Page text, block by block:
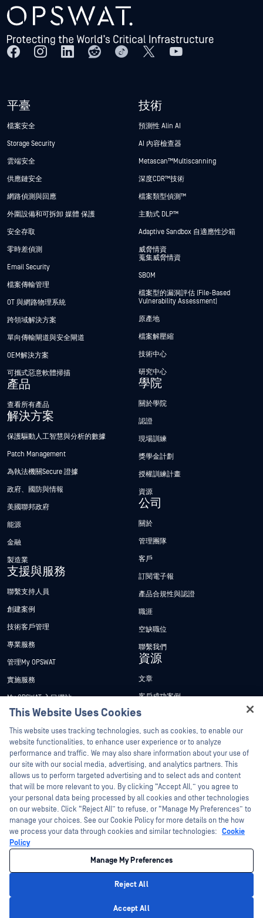
平臺
檔案安全
Storage Security
雲端安全
供應鏈安全
網路偵測與回應
外圍設備和可拆卸 媒體 保護
安全存取
零時差偵測
Email Security
檔案傳輸管理
OT 與網路物理系統
跨領域解決方案
單向傳輸閘道與安全閘道
OEM解決方案
可攜式惡意軟體掃描
產品
查看所有產品
解決方案
保護驅動人工智慧與分析的數據
Patch Management
為執法機關Secure 證據
政府、國防與情報
美國聯邦政府
能源
金融
製造業
支援與服務
聯繫支持人員
創建案例
技術客戶管理
專業服務
管理My OPSWAT
實施服務
My OPSWAT 入口網站
技術檔案
訓練
漏洞通報計畫
合作夥伴
認證
技術合作夥伴
管道合作夥伴計劃
技術
預測性 Alin AI
AI 內容檢查器
Metascan™ Multiscanning
深度CDR™技術
檔案類型偵測™
主動式 DLP™
Adaptive Sandbox 自適應性沙箱
威脅情資
蒐集威脅情資
SBOM
檔案型的漏洞評估 (File-Based
Vulnerability Assessment)
原產地
檔案解壓縮
技術中心
研究中心
學院
關於學院
認證
現場訓練
獎學金計劃
授權訓練計畫
資源
公司
關於
管理團隊
客戶
訂閱電子報
產品合規性與認證
職涯
空缺職位
聯繫我們
資源
文章
客戶成功案例
新聞稿
新聞報導
網路研討會
產品型錄
白皮書
免費工具
©2026OPSWAT . 保留所有權利。OPSWAT、MetaDefender、Metascan、
MetaAccess、OPSWAT 、Trust no File. Trust No Device.、OPSWAT 、Protecting the
World's Critical Infrastructure、Deep CDR™ Technology、InQuest、InQuest標誌、
DFI、RetroHunt、Deep File Inspection 及 Join the Hunt 均為OPSWAT 之商標。第三
管理 Cookie 偏好
This Website Uses Cookies
This website uses tracking technologies, such as cookies, to enable our
website functionalities, to enhance user experience or to analyze
performance and traffic. We may also share information about your use of
our site with our social media, advertising, and analytics partners. This
allows us to perform targeted advertising and to select ads and content
that will be more relevant to you. By clicking “Accept All,” you agree to
your personal data being processed by all cookies and other technologies
on our website. Click “Reject All” to refuse, or “Manage My Preferences” to
manage your choices. See our Cookie Policy for more details on the how
we process your data through cookies and similar technologies: Cookie
Policy
Manage My Preferences
Reject All
Accept All
Hey there!
I'm Ozzy, your OPSWAT virtual assistant.
How can I help you secure what's critical
today?